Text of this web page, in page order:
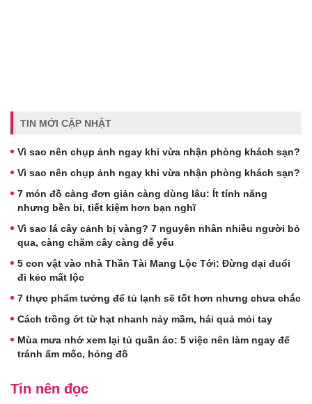
TIN MỚI CẬP NHẬT
Vì sao nên chụp ảnh ngay khi vừa nhận phòng khách sạn?
Vì sao nên chụp ảnh ngay khi vừa nhận phòng khách sạn?
7 món đồ càng đơn giản càng dùng lâu: Ít tính năng
nhưng bền bỉ, tiết kiệm hơn bạn nghĩ
Vì sao lá cây cảnh bị vàng? 7 nguyên nhân nhiều người bỏ
qua, càng chăm cây càng dễ yếu
5 con vật vào nhà Thần Tài Mang Lộc Tới: Đừng dại đuổi
đi kẻo mất lộc
7 thực phẩm tưởng để tủ lạnh sẽ tốt hơn nhưng chưa chắc
Cách trồng ớt từ hạt nhanh nảy mầm, hái quả mỏi tay
Mùa mưa nhớ xem lại tủ quần áo: 5 việc nên làm ngay để
tránh ẩm mốc, hỏng đồ
Tin nên đọc